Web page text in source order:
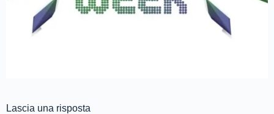
Lascia una risposta